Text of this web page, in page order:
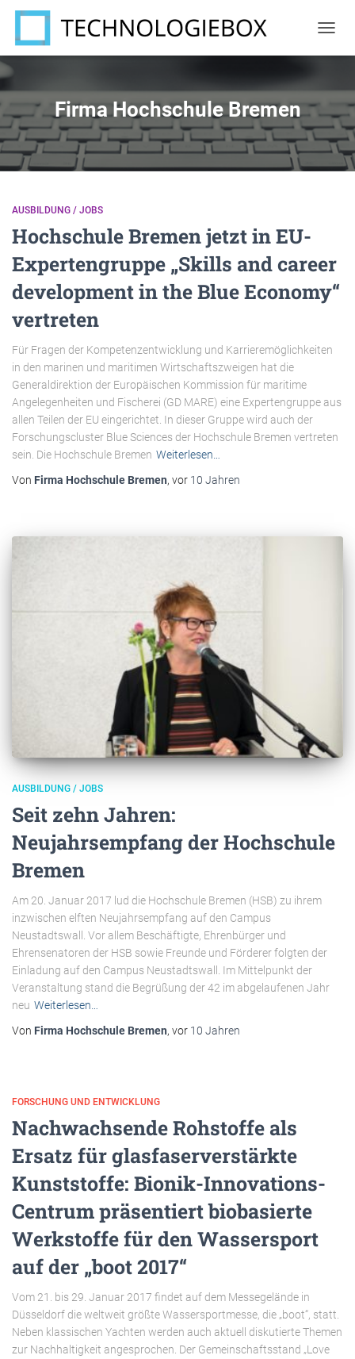
Firma Hochschule Bremen
AUSBILDUNG / JOBS
Hochschule Bremen jetzt in EU-
Expertengruppe „Skills and career
development in the Blue Economy“
vertreten
Für Fragen der Kompetenzentwicklung und Karriere­möglichkeiten
in den marinen und maritimen Wirtschaftszweigen hat die
Generaldirektion der Europäischen Kommission für maritime
Angelegenheiten und Fischerei (GD MARE) eine Expertengruppe aus
allen Teilen der EU eingerichtet. In dieser Gruppe wird auch der
Forschungscluster Blue Sciences der Hochschule Bremen vertreten
sein. Die Hochschule Bremen Weiterlesen…
Von Firma Hochschule Bremen, vor 10 Jahren
AUSBILDUNG / JOBS
Seit zehn Jahren:
Neujahrsempfang der Hochschule
Bremen
Am 20. Januar 2017 lud die Hochschule Bremen (HSB) zu ihrem
inzwischen elften Neujahrsempfang auf den Campus
Neustadtswall. Vor allem Beschäftigte, Ehrenbürger und
Ehrensenatoren der HSB sowie Freunde und Förderer folgten der
Einladung auf den Campus Neustadtswall. Im Mittelpunkt der
Veranstaltung stand die Begrüßung der 42 im abgelaufenen Jahr
neu Weiterlesen…
Von Firma Hochschule Bremen, vor 10 Jahren
FORSCHUNG UND ENTWICKLUNG
Nachwachsende Rohstoffe als
Ersatz für glasfaserverstärkte
Kunststoffe: Bionik-Innovations-
Centrum präsentiert biobasierte
Werkstoffe für den Wassersport
auf der „boot 2017“
Vom 21. bis 29. Januar 2017 findet auf dem Messegelände in
Düsseldorf die weltweit größte Wassersportmesse, die „boot“, statt.
Neben klassischen Yachten werden auch aktuell diskutierte Themen
zur Nachhaltigkeit angesprochen. Der Gemeinschaftsstand „Love